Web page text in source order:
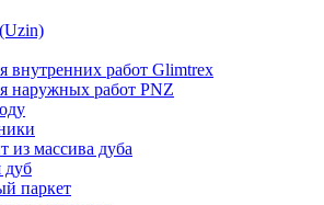
внутренних работ Glimtrex
наружных работ PNZ
массива дуба
дуб
паркет